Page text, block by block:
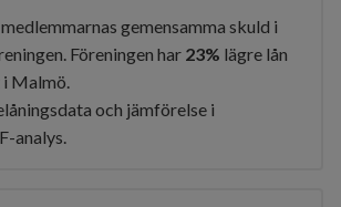
gemensamma skuld i
Föreningen har 23% lägre lån
i Malmö.
och jämförelse i
analys.